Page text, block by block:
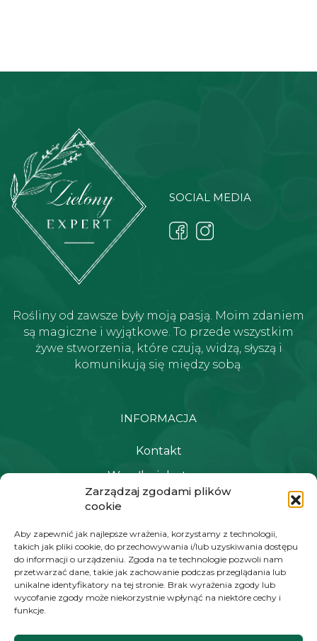
Zarządzaj zgodami plików
cookie
Aby zapewnić jak najlepsze wrażenia, korzystamy z technologii,
takich jak pliki cookie, do przechowywania i/lub uzyskiwania dostępu
do informacji o urządzeniu. Zgoda na te technologie pozwoli nam
przetwarzać dane, takie jak zachowanie podczas przeglądania lub
unikalne identyfikatory na tej stronie. Brak wyrażenia zgody lub
wycofanie zgody może niekorzystnie wpłynąć na niektóre cechy i
funkcje.
SOCIAL MEDIA
Rośliny od zawsze były moją pasją. Moim zdaniem
są magiczne i wyjątkowe. To przede wszystkim
żywe stworzenia, które czują, widzą, słyszą i
komunikują się między sobą.
INFORMACJA
Kontakt
Wysyłka i dostawa
Polityka prywatności i regulamin
NAWIGACJA
Moje konto